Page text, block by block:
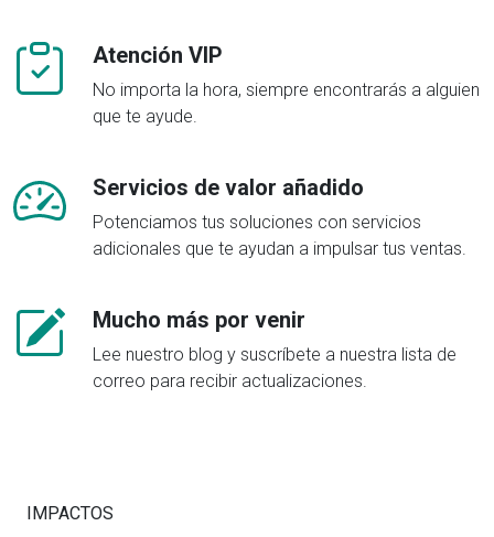
Atención VIP
No importa la hora, siempre encontrarás a alguien
que te ayude.
Servicios de valor añadido
Potenciamos tus soluciones con servicios
adicionales que te ayudan a impulsar tus ventas.
Mucho más por venir
Lee nuestro blog y suscríbete a nuestra lista de
correo para recibir actualizaciones.
IMPACTOS